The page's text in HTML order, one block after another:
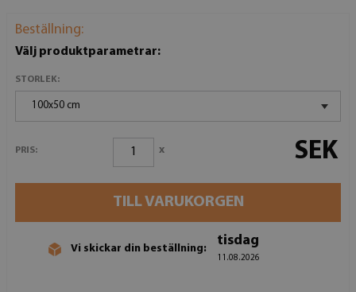
Beställning:
Välj produktparametrar:
STORLEK:
100x50 cm
PRIS: x SEK
TILL VARUKORGEN
Vi skickar din beställning:
tisdag
11.08.2026